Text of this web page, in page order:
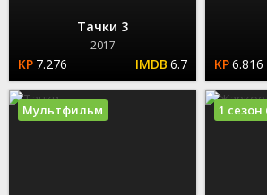
Тачки 3
2017
7.276 6.7 6.816
Мультфильм 1 сезон